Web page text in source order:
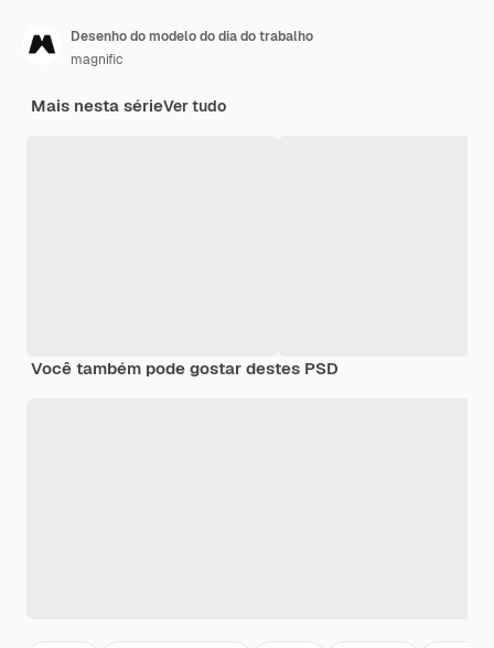
Desenho do modelo do dia do trabalho
magnific
Mais nesta sérieVer tudo
Você também pode gostar destes PSD